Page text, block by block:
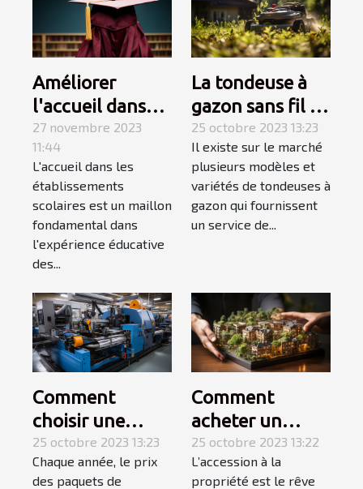
Améliorer
l'accueil dans
les
établissements
scolaires
27 novembre 2023
11:44
L'accueil dans les
établissements
scolaires est un maillon
fondamental dans
l'expérience éducative
des...
La tondeuse à
gazon sans fil :
allons à sa
découverte
25 octobre 2023 13:23
Il existe sur le marché
plusieurs modèles et
variétés de tondeuses à
gazon qui fournissent
un service de...
Comment
choisir une
tubeuse
électrique ?
25 octobre 2023 13:23
Chaque année, le prix
des paquets de
Comment
acheter un
appartement ? 3
étapes pour
25 octobre 2023 13:22
L’accession à la
propriété est le rêve